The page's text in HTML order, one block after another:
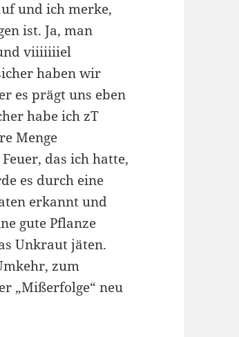
und ich merke,
ist. Ja, man
viiiiiiiel
haben wir
es prägt uns eben
habe ich zT
Menge
das ich hatte,
es durch eine
erkannt und
gute Pflanze
Unkraut jäten.
zum
„Mißerfolge“ neu